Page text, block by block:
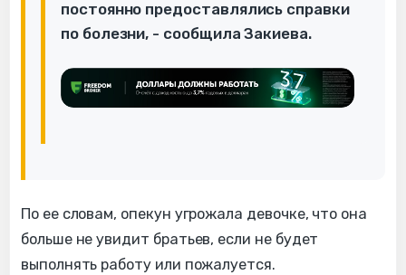
постоянно предоставлялись справки
по болезни, - сообщила Закиева.
По ее словам, опекун угрожала девочке, что она
больше не увидит братьев, если не будет
выполнять работу или пожалуется.